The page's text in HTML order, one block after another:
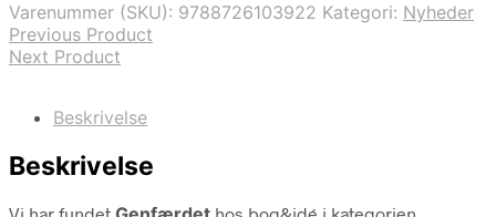
Varenummer (SKU): 9788726103922 Kategori: Nyheder
Previous Product
Next Product
Beskrivelse
Beskrivelse